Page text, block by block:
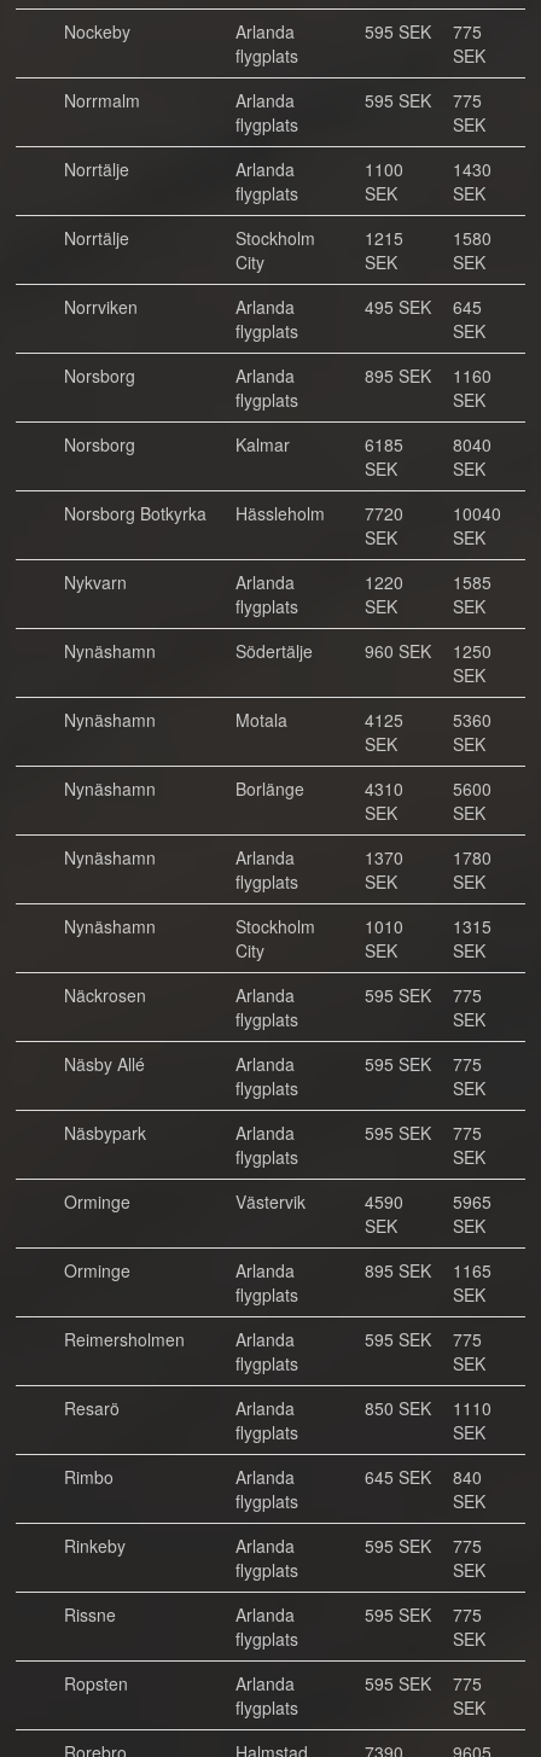
Nockeby
Arlanda
flygplats
595 SEK
775
SEK
Norrmalm
Arlanda
flygplats
595 SEK
775
SEK
Norrtälje
Arlanda
flygplats
1100
SEK
1430
SEK
Norrtälje
Stockholm
City
1215
SEK
1580
SEK
Norrviken
Arlanda
flygplats
495 SEK
645
SEK
Norsborg
Arlanda
flygplats
895 SEK
1160
SEK
Norsborg
Kalmar
6185
SEK
8040
SEK
Norsborg Botkyrka
Hässleholm
7720
SEK
10040
SEK
Nykvarn
Arlanda
flygplats
1220
SEK
1585
SEK
Nynäshamn
Södertälje 960 SEK
1250
SEK
Nynäshamn
Motala
4125
SEK
5360
SEK
Nynäshamn
Borlänge
4310
SEK
5600
SEK
Nynäshamn
Arlanda
flygplats
1370
SEK
1780
SEK
Nynäshamn
Stockholm
City
1010
SEK
1315
SEK
Näckrosen
Arlanda
flygplats
595 SEK
775
SEK
Näsby Allé
Arlanda
flygplats
595 SEK
775
SEK
Näsbypark
Arlanda
flygplats
595 SEK
775
SEK
Orminge
Västervik
4590
SEK
5965
SEK
Orminge
Arlanda
flygplats
895 SEK
1165
SEK
Reimersholmen
Arlanda
flygplats
595 SEK
775
SEK
Resarö
Arlanda
flygplats
850 SEK
1110
SEK
Rimbo
Arlanda
flygplats
645 SEK
840
SEK
Rinkeby
Arlanda
flygplats
595 SEK
775
SEK
Rissne
Arlanda
flygplats
595 SEK
775
SEK
Ropsten
Arlanda
flygplats
595 SEK
775
SEK
Rorebro
Halmstad 7390 9605